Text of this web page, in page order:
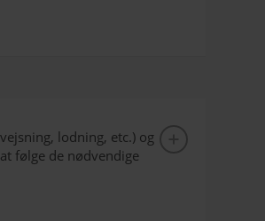
lodning, etc.) og
følge de nødvendige